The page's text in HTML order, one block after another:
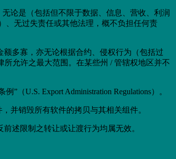
论是（包括但不限于数据、信息、营收、利润
、无过失责任或其他法理，概不负担任何责
多寡，亦无论根据合约、侵权行为（包括过
允许之最大范围。在某些州 / 管辖权地区并不
（U.S. Export Administration Regulations）。
并销毁所有软件的拷贝与其相关组件。
述限制之转让或让渡行为均属无效。